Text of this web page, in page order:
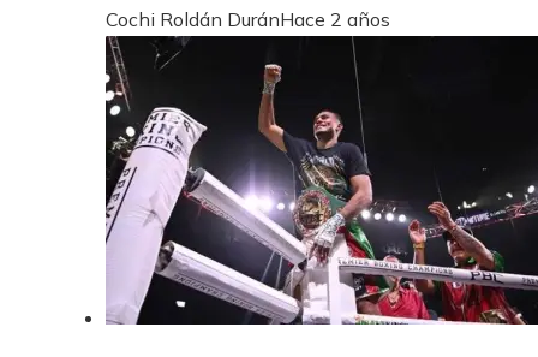
Cochi Roldán DuránHace 2 años